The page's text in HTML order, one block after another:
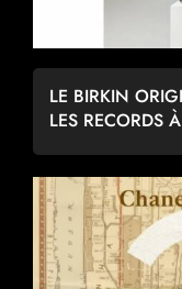
LE BIRKIN
LES RECORDS